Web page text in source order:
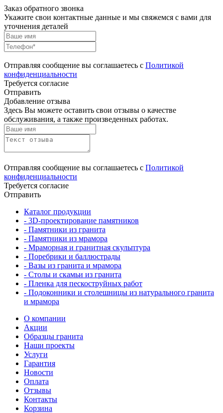
Заказ обратного звонка
Укажите свои контактные данные и мы свяжемся с вами для
уточнения деталей
Отправляя сообщение вы соглашаетесь с Политикой
конфиденциальности
Требуется согласие
Отправить
Добавление отзыва
Здесь Вы можете оставить свои отзывы о качестве
обслуживания, а также произведенных работах.
Отправляя сообщение вы соглашаетесь с Политикой
конфиденциальности
Требуется согласие
Отправить
Каталог продукции
- 3D-проектирование памятников
- Памятники из гранита
- Памятники из мрамора
- Мраморная и гранитная скульптура
- Поребрики и баллюстрады
- Вазы из гранита и мрамора
- Столы и скамьи из гранита
- Пленка для пескоструйных работ
- Подоконники и столешницы из натурального гранита
и мрамора
О компании
Акции
Образцы гранита
Наши проекты
Услуги
Гарантия
Новости
Оплата
Отзывы
Контакты
Корзина